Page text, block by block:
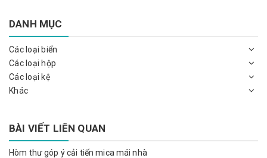
DANH MỤC
Các loại biển
Các loại hộp
Các loại kệ
Khác
BÀI VIẾT LIÊN QUAN
Hòm thư góp ý cải tiến mica mái nhà